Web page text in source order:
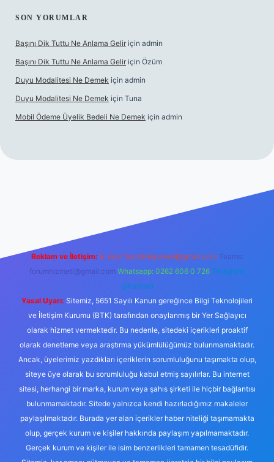
SON YORUMLAR
Başını Dik Tuttu Ne Anlama Gelir için admin
Başını Dik Tuttu Ne Anlama Gelir için Özüm
Duyu Modalitesi Ne Demek için admin
Duyu Modalitesi Ne Demek için Tuna
Mobil Ödeme Üyelik Bedeli Ne Demek için admin
Reklam ve İletişim: E-mail: backlinkpaneli@gmail.com Teams:
forumhizmeti@gmail.com Whatsapp: 0262 606 0 726 Telegram:
@karabul
Yasal Uyarı: Sitemiz, 5651 Sayılı Kanun gereğince Bilgi Teknolojileri
ve İletişim Kurumu (BTK) tarafından onaylanmış bir Yer Sağlayıcı
olarak hizmet vermektedir. Bu nedenle, sitedeki içerikleri proaktif
olarak denetleme veya araştırma yükümlülüğümüz bulunmamaktadır.
Ancak, üyelerimiz yazdıkları içeriklerin sorumluluğunu taşımakta olup,
siteye üye olarak bu sorumluluğu kabul etmiş sayılırlar. Bu internet
sitesi, herhangi bir marka, kurum veya şahıs şirketi ile hiçbir bağlantısı
bulunmamaktadır. Sitede yalnızca kendi hazırladığımız makaleler
paylaşılmaktadır. Burada yer alan içerikler haber niteliği taşımamakta
olup, gerçek kurum ve kişiler hakkında paylaşım yapılmamaktadır.
Gerçek kurum ve kişiler ile isim benzerlikleri tamamen tesadüfidir.